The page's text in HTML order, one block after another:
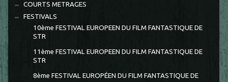
COURTS METRAGES
FESTIVALS
10ème FESTIVAL EUROPEEN DU FILM FANTASTIQUE DE
STR
11ème FESTIVAL EUROPEEN DU FILM FANTASTIQUE DE
STR
8ème FESTIVAL EUROPÉEN DU FILM FANTASTIQUE DE